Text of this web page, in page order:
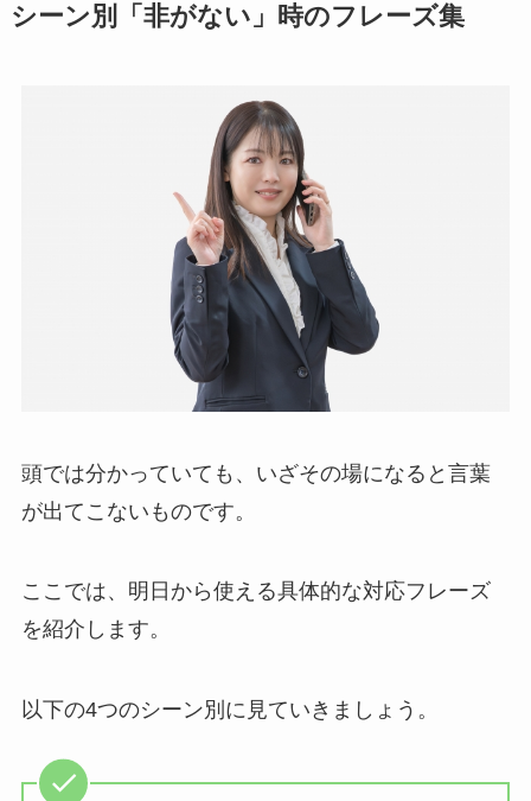
シーン別「非がない」時のフレーズ集
頭では分かっていても、いざその場になると言葉
が出てこないものです。
ここでは、明日から使える具体的な対応フレーズ
を紹介します。
以下の4つのシーン別に見ていきましょう。